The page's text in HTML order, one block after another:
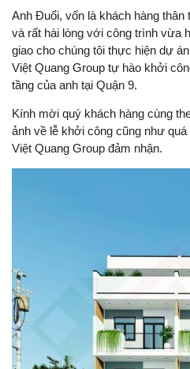
Anh Đuổi, vốn là khách hàng thân
và rất hài lòng với công trình vừa
giao cho chúng tôi thực hiện dự
Việt Quang Group tự hào khởi
tầng của anh tại Quận 9.
Kính mời quý khách hàng cùng
ảnh về lễ khởi công cũng như
Việt Quang Group đảm nhận.